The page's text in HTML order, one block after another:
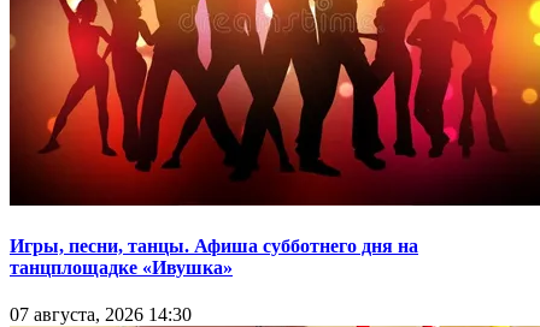
Игры, песни, танцы. Афиша субботнего дня на
танцплощадке «Ивушка»
07 августа, 2026 14:30